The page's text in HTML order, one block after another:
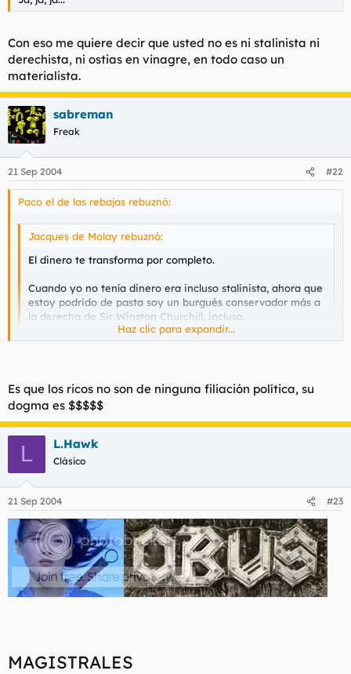
gripe pronto.
Con eso me quiere decir que usted no es ni stalinista ni
derechista, ni ostias en vinagre, en todo caso un
materialista.
sabreman
Freak
21 Sep 2004 #22
Paco el de las rebajas rebuznó:
Jacques de Molay rebuznó:
El dinero te transforma por completo.
Cuando yo no tenía dinero era incluso stalinista, ahora que
estoy podrido de pasta soy un burgués conservador más a
la derecha de Sir Winston Churchill, incluso.
Ja, ja, ja... Haz clic para expandir...
Con eso me quiere decir que usted no es ni stalinista ni
derechista, ni ostias en vinagre, en todo caso un materialista.
Haz clic para expandir...
Es que los ricos no son de ninguna filiación política, su
dogma es $$$$$
L L.Hawk
Clásico
21 Sep 2004 #23
MAGISTRALES